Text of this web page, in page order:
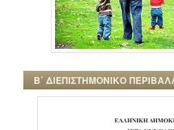
Β΄ ΔΙΕΠΙΣΤΗΜΟΝΙΚΟ